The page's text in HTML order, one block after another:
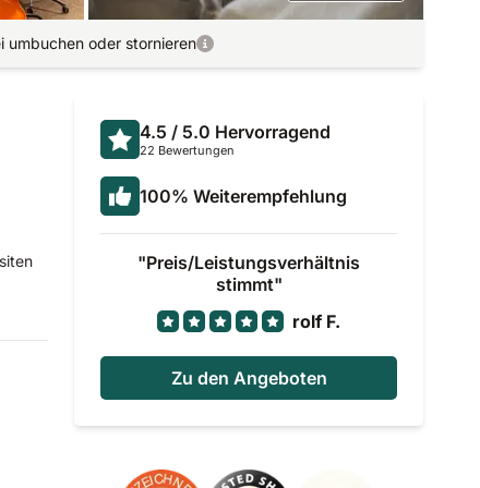
oder stornieren
4.5 / 5.0 Hervorragend
22 Bewertungen
100% Weiterempfehlung
Preis/Leistungsverhältnis
stimmt
rolf F.
Zu den Angeboten